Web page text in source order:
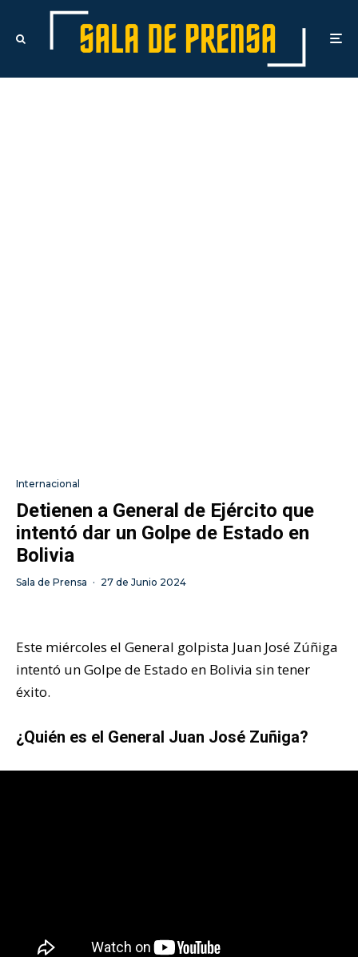
Internacional
Detienen a General de Ejército que
intentó dar un Golpe de Estado en
Bolivia
Sala de Prensa · 27 de Junio 2024
Este miércoles el General golpista Juan José Zúñiga
intentó un Golpe de Estado en Bolivia sin tener
éxito.
¿Quién es el General Juan José Zuñiga?